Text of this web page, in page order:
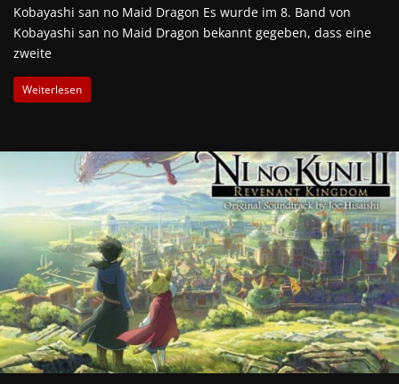
Kobayashi san no Maid Dragon Es wurde im 8. Band von
Kobayashi san no Maid Dragon bekannt gegeben, dass eine
zweite
Weiterlesen